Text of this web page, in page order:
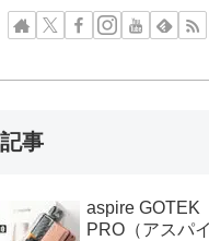
事
aspire GOTEK
PRO（アスパ